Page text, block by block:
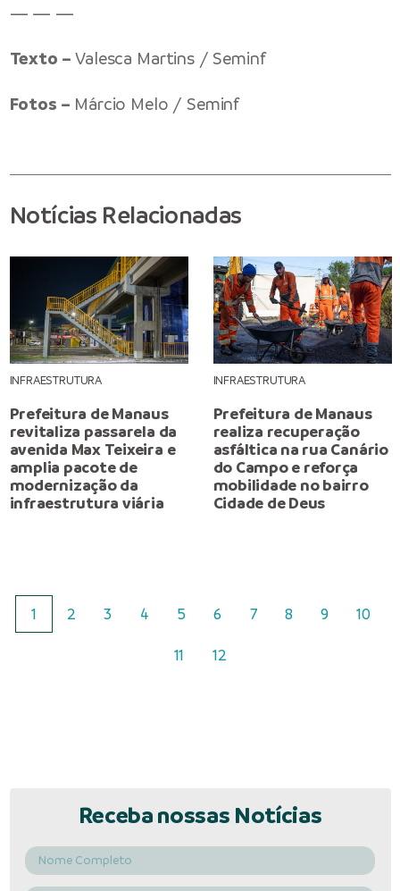
— — —
Texto – Valesca Martins / Seminf
Fotos – Márcio Melo / Seminf
Notícias Relacionadas
INFRAESTRUTURA
Prefeitura de Manaus
revitaliza passarela da
avenida Max Teixeira e
amplia pacote de
modernização da
infraestrutura viária
INFRAESTRUTURA
Prefeitura de Manaus
realiza recuperação
asfáltica na rua Canário
do Campo e reforça
mobilidade no bairro
Cidade de Deus
1 2 3 4 5 6 7 8 9 10
11 12
Receba nossas Notícias